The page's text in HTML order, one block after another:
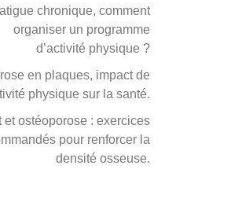
chronique, comment
organiser un programme
d’activité physique ?
en plaques, impact de
physique sur la santé.
et ostéoporose : exercices
pour renforcer la
densité osseuse.